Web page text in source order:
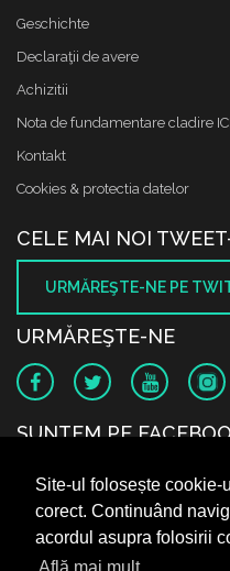
Site-ul folosește cookie-
corect. Continuând
acordul asupra folosirii
Geschichte
Declaraţii de avere
Achizitii
Nota de fundamentare cladire
Kontakt
Cookies & protectia datelor
CELE MAI NOI
URMĂREŞTE-NE PE
URMĂREŞTE-NE
SUNTEM PE